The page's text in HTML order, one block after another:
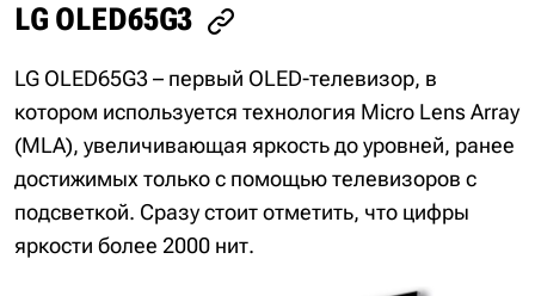
LG OLED65G3
LG OLED65G3 – первый OLED-телевизор, в
котором используется технология Micro Lens Array
(MLA), увеличивающая яркость до уровней, ранее
достижимых только с помощью телевизоров с
подсветкой. Сразу стоит отметить, что цифры
яркости более 2000 нит.